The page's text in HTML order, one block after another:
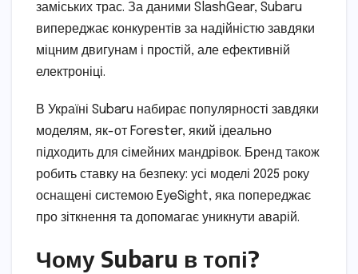
заміських трас. За даними SlashGear, Subaru
випереджає конкурентів за надійністю завдяки
міцним двигунам і простій, але ефективній
електроніці.
В Україні Subaru набирає популярності завдяки
моделям, як-от Forester, який ідеально
підходить для сімейних мандрівок. Бренд також
робить ставку на безпеку: усі моделі 2025 року
оснащені системою EyeSight, яка попереджає
про зіткнення та допомагає уникнути аварій.
Чому Subaru в топі?